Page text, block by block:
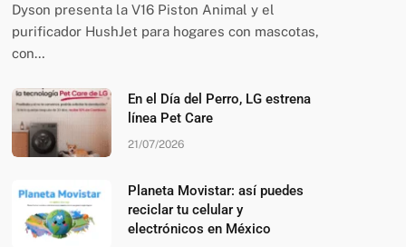
Dyson presenta la V16 Piston Animal y el
purificador HushJet para hogares con mascotas,
con…
En el Día del Perro, LG estrena
línea Pet Care
21/07/2026
Planeta Movistar: así puedes
reciclar tu celular y
electrónicos en México